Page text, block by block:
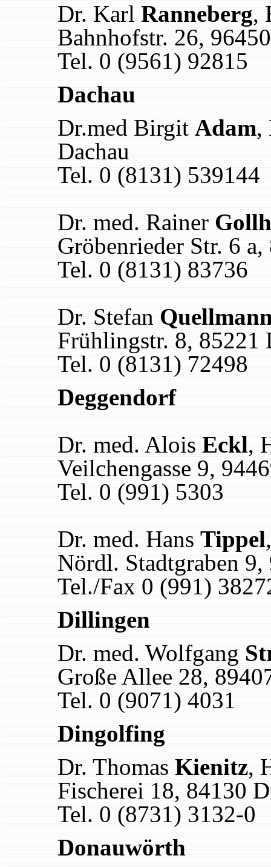
Dr. Karl Ranneberg,
Bahnhofstr. 26,
Tel. 0 (9561) 92815
Dachau
Dr.med Birgit Adam,
Dachau
Tel. 0 (8131) 539144
Dr. med. Rainer
Gröbenrieder Str. 6
Tel. 0 (8131) 83736
Dr. Stefan
Frühlingstr. 8, 85221
Tel. 0 (8131) 72498
Deggendorf
Dr. med. Alois Eckl,
Veilchengasse 9,
Tel. 0 (991) 5303
Dr. med. Hans Tippel
Nördl. Stadtgraben
Tel./Fax 0 (991)
Dillingen
Dr. med. Wolfgang
Große Allee 28,
Tel. 0 (9071) 4031
Dingolfing
Dr. Thomas Kienitz,
Fischerei 18, 84130
Tel. 0 (8731) 3132-0
Donauwörth